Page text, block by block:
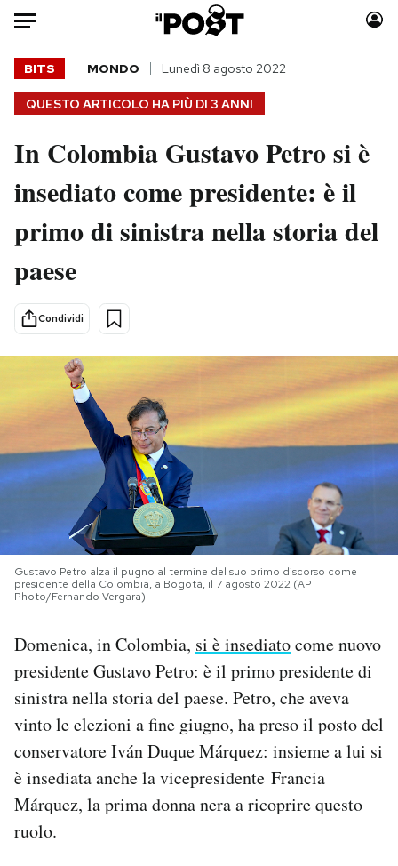
Auto
HOME
Italia
Politica
Tecnologia
Scienza
Cultura
Economia
Sport
Moda
Consumismi
Storie/Idee
Mondiali calcio 2026
PODCAST
NEWSLETTER
I MIEI PREFERITI
CALENDARIO
AREA PERSONALE
Newsletter
Notifiche mobile
QUESTO ARTICOLO HA PIÙ DI 3 ANNI
BITS MONDO Lunedì 8 agosto 2022
In Colombia Gustavo Petro si è
insediato come presidente: è il
primo di sinistra nella storia del
paese
Condividi
Gustavo Petro alza il pugno al termine del suo primo discorso come
presidente della Colombia, a Bogotà, il 7 agosto 2022 (AP
Photo/Fernando Vergara)
Domenica, in Colombia, si è insediatocome nuovo
presidente Gustavo Petro: è il primo presidente di
sinistra nella storia del paese. Petro, che aveva
vinto le elezioni a fine giugno, ha preso il posto del
conservatore Iván Duque Márquez: insieme a lui si
è insediata anche la vicepresidente Francia
Márquez, la prima donna nera a ricoprire questo
ruolo.